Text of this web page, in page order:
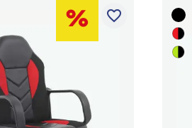
favorite_border